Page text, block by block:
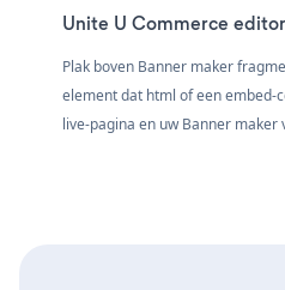
Unite U Commerce editor
Plak boven Banner maker
element dat html of een embed-
live-pagina en uw Banner maker